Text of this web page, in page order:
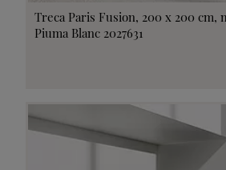
Treca Paris Fusion, 200 x 200 cm,
Piuma Blanc 2027631